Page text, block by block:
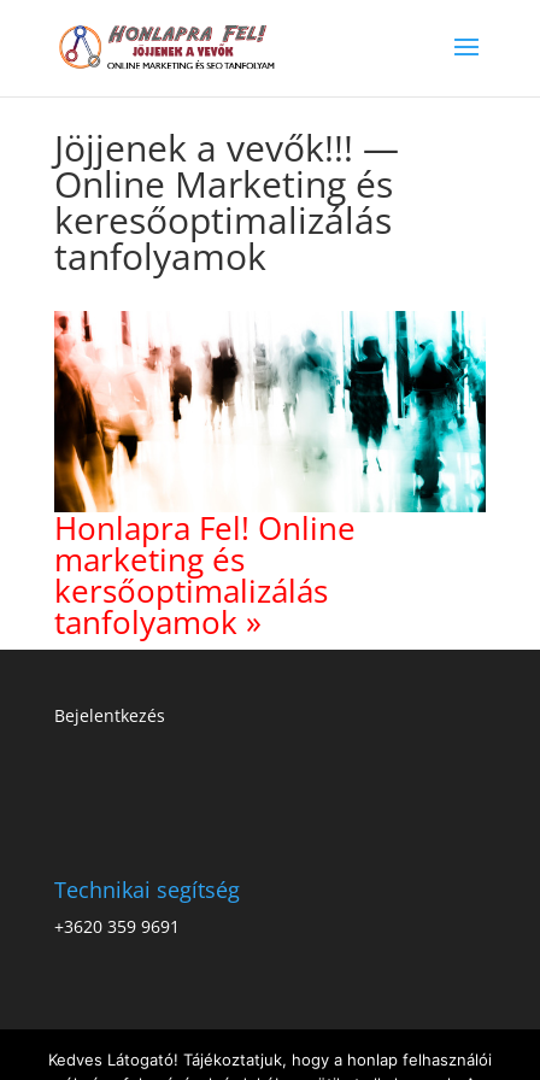
Jöjjenek a vevők!!! —
Online Marketing és
keresőoptimalizálás
tanfolyamok
Honlapra Fel! Online
marketing és
kersőoptimalizálás
tanfolyamok »
Bejelentkezés
Technikai segítség
+3620 359 9691
Kedves Látogató! Tájékoztatjuk, hogy a honlap felhasználói